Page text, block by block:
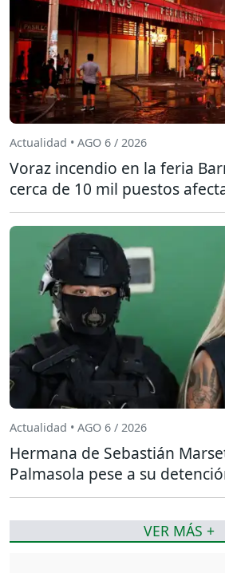
Actualidad • AGO 6 / 2026
Voraz incendio en la feria
cerca de 10 mil puestos
Actualidad • AGO 6 / 2026
Hermana de Sebastián
Palmasola pese a su
VER MÁS +